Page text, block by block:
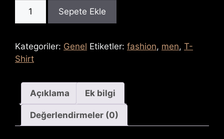
Light
adet
Sepete Ekle
Kategoriler: Genel Etiketler: fashion, men, T-
Shirt
Açıklama Ek bilgi
Değerlendirmeler (0)